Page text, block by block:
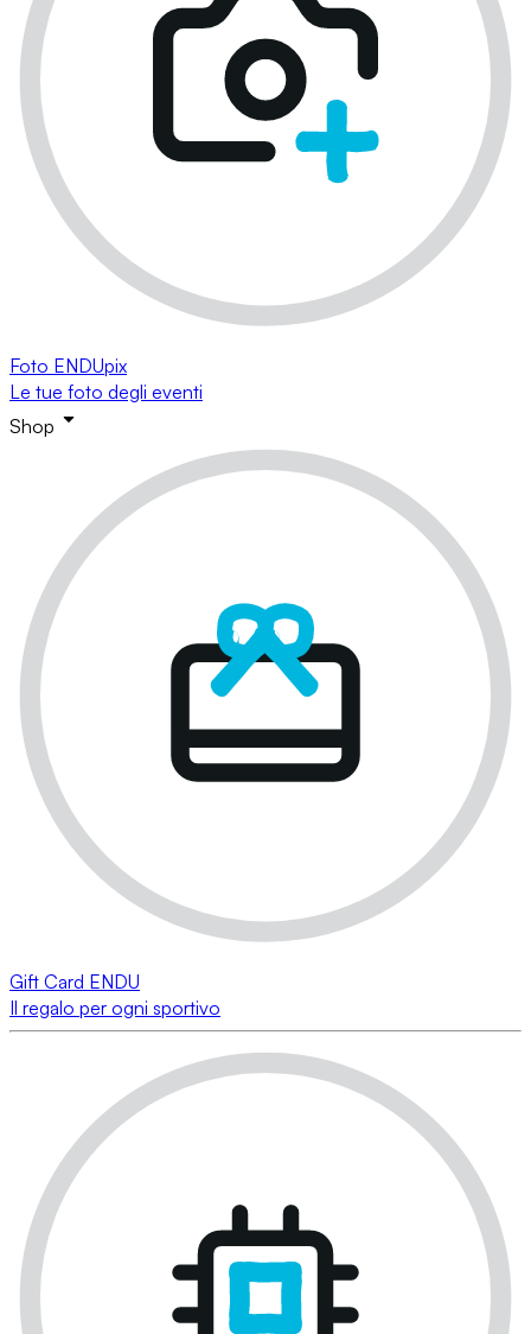
Foto ENDUpix
Le tue foto degli eventi
Shop
Gift Card ENDU
Il regalo per ogni sportivo